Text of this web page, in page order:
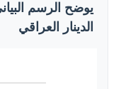
يوضح الرسم
الدينار العراقي